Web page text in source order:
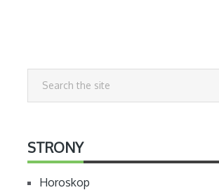
STRONY
Horoskop